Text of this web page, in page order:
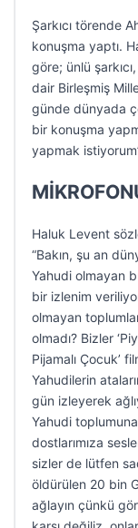
Şarkıcı törende
konuşma yaptı.
göre; ünlü
dair Birleşmiş
günde dünyada
bir konuşma
yapmak
Haluk Levent
“Bakın, şu an
Yahudi olmayan
bir izlenim
olmayan
olmadı? Bizler
Pijamalı Çocuk’
Yahudilerin
gün izleyerek
Yahudi
dostlarımıza
sizler de lütfen
öldürülen 20 bin
ağlayın çünkü